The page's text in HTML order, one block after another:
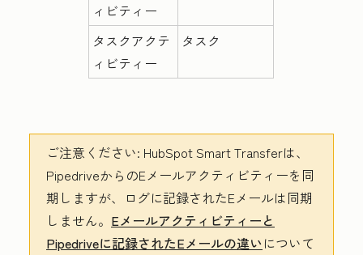
ィビティー
タスクアクテ
ィビティー
タスク
ご注意ください: HubSpot Smart Transferは、
PipedriveからのEメールアクティビティーを同
期しますが、ログに記録されたEメールは同期
しません。 Eメールアクティビティーと
Pipedriveに記録されたEメールの違いについて